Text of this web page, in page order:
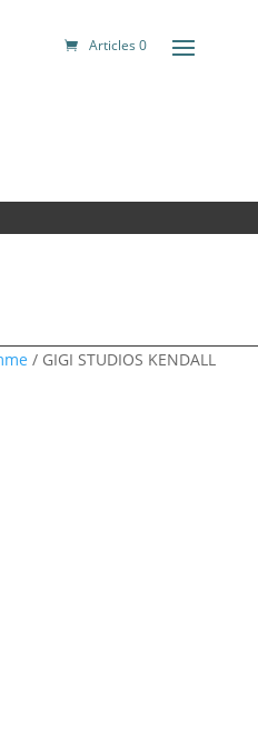
Articles 0
/ GIGI STUDIOS KENDALL